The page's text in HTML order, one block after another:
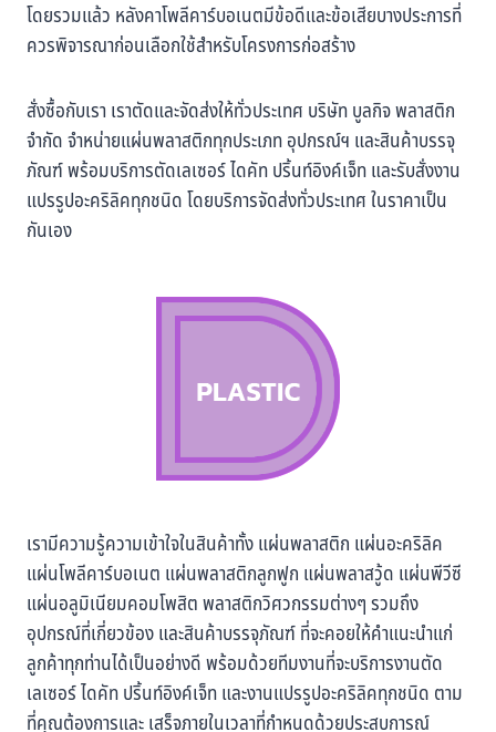
โดยรวมแล้ว หลังคาโพลีคาร์บอเนตมีข้อดีและข้อเสียบางประการที่
ควรพิจารณาก่อนเลือกใช้สำหรับโครงการก่อสร้าง
สั่งซื้อกับเรา เราตัดและจัดส่งให้ทั่วประเทศ บริษัท บูลกิจ พลาสติก
จำกัด จำหน่ายแผ่นพลาสติกทุกประเภท อุปกรณ์ฯ และสินค้าบรรจุ
ภัณฑ์ พร้อมบริการตัดเลเซอร์ ไดคัท ปริ้นท์อิงค์เจ็ท และรับสั่งงาน
แปรรูปอะคริลิคทุกชนิด โดยบริการจัดส่งทั่วประเทศ ในราคาเป็น
กันเอง
เรามีความรู้ความเข้าใจในสินค้าทั้ง แผ่นพลาสติก แผ่นอะคริลิค
แผ่นโพลีคาร์บอเนต แผ่นพลาสติกลูกฟูก แผ่นพลาสวู้ด แผ่นพีวีซี
แผ่นอลูมิเนียมคอมโพสิต พลาสติกวิศวกรรมต่างๆ รวมถึง
อุปกรณ์ที่เกี่ยวข้อง และสินค้าบรรจุภัณฑ์ ที่จะคอยให้คำแนะนำแก่
ลูกค้าทุกท่านได้เป็นอย่างดี พร้อมด้วยทีมงานที่จะบริการงานตัด
เลเซอร์ ไดคัท ปริ้นท์อิงค์เจ็ท และงานแปรรูปอะคริลิคทุกชนิด ตาม
ที่คุณต้องการและ เสร็จภายในเวลาที่กำหนดด้วยประสบการณ์